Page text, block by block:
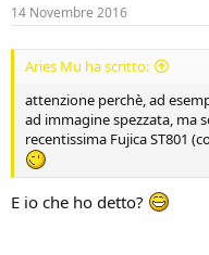
s
14 Novembre 2016
Aries Mu ha scritto:
attenzione perchè, ad
ad immagine spezzata, ma
recentissima Fujica ST801
E io che ho detto?